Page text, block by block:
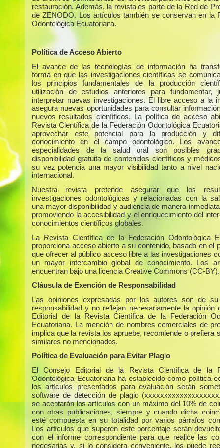
restauración. Además, la revista es parte de la Red de
de ZENODO. Los artículos también se conservan en la
Odontológica Ecuatoriana.
Política de Acceso Abierto
El avance de las tecnologías de información ha
forma en que las investigaciones científicas se
los principios fundamentales de la producción
utilización de estudios anteriores para fundamentar,
interpretar nuevas investigaciones. El libre acceso a la
asegura nuevas oportunidades para consultar
nuevos resultados científicos. La política de acceso
Revista Científica de la Federación Odontológica
aprovechar este potencial para la producción y
conocimiento en el campo odontológico. Los
especialidades de la salud oral son posibles
disponibilidad gratuita de contenidos científicos y
su vez potencia una mayor visibilidad tanto a nivel
internacional.
Nuestra revista pretende asegurar que los
investigaciones odontológicas y relacionadas con la
una mayor disponibilidad y audiencia de manera
promoviendo la accesibilidad y el enriquecimiento del
conocimientos científicos globales.
La Revista Científica de la Federación Odontológica
proporciona acceso abierto a su contenido, basado en el
que ofrecer al público acceso libre a las investigaciones
un mayor intercambio global de conocimiento. Los
encuentran bajo una licencia Creative Commons (CC-BY).
Cláusula de Exención de Responsabilidad
Las opiniones expresadas por los autores son de su
responsabilidad y no reflejan necesariamente la opinión
Editorial de la Revista Científica de la Federación
Ecuatoriana. La mención de nombres comerciales de
implica que la revista los apruebe, recomiende o prefiera
similares no mencionados.
Política de Evaluación para Evitar Plagio
El Consejo Editorial de la Revista Científica de la
Odontológica Ecuatoriana ha establecido como política
los artículos presentados para evaluación serán
software de detección de plagio
se aceptarán los artículos con un máximo del 10% de
con otras publicaciones, siempre y cuando dicha
esté compuesta en su totalidad por varios párrafos
Los artículos que superen este porcentaje serán
con el informe correspondiente para que realice las
necesarias y, si lo considera conveniente, los puede